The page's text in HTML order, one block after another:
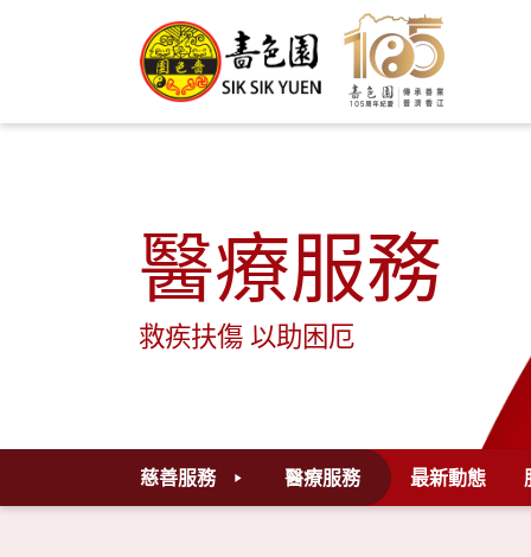
醫療服務
救疾扶傷 以助困厄
慈善服務 醫療服務 最新動態